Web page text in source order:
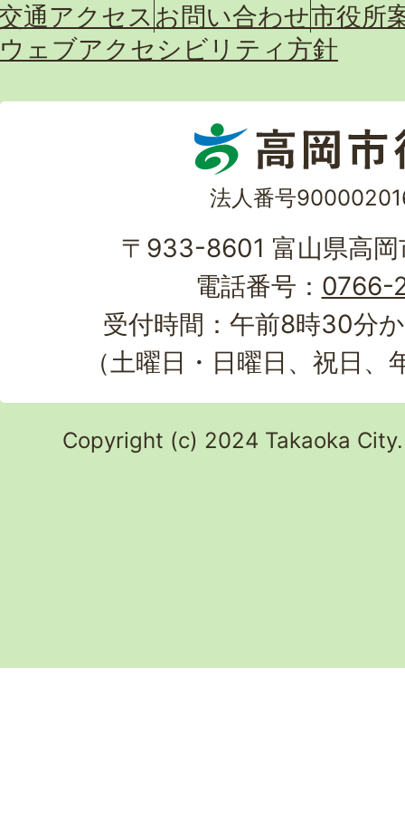
通アクセス お問い合わせ市役所
ウェブアクセシビリティ方針
法人番号
〒933-8601 富山県高
電話番号： 0766-
受付時間：午前8時30分
（土曜日・日曜日、祝日
Copyright (c) 2024 Takaoka